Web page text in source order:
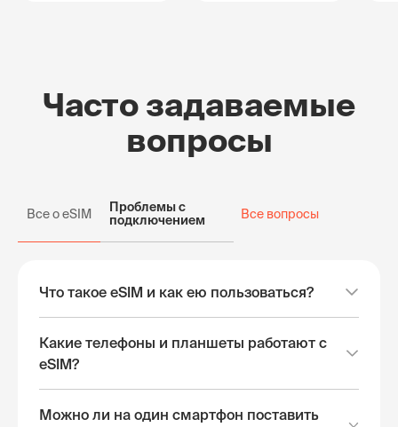
Часто задаваемые
вопросы
Все о eSIM
Проблемы с
подключением
Все вопросы
Что такое eSIM и как ею пользоваться?
Какие телефоны и планшеты работают с
eSIM?
Можно ли на один смартфон поставить